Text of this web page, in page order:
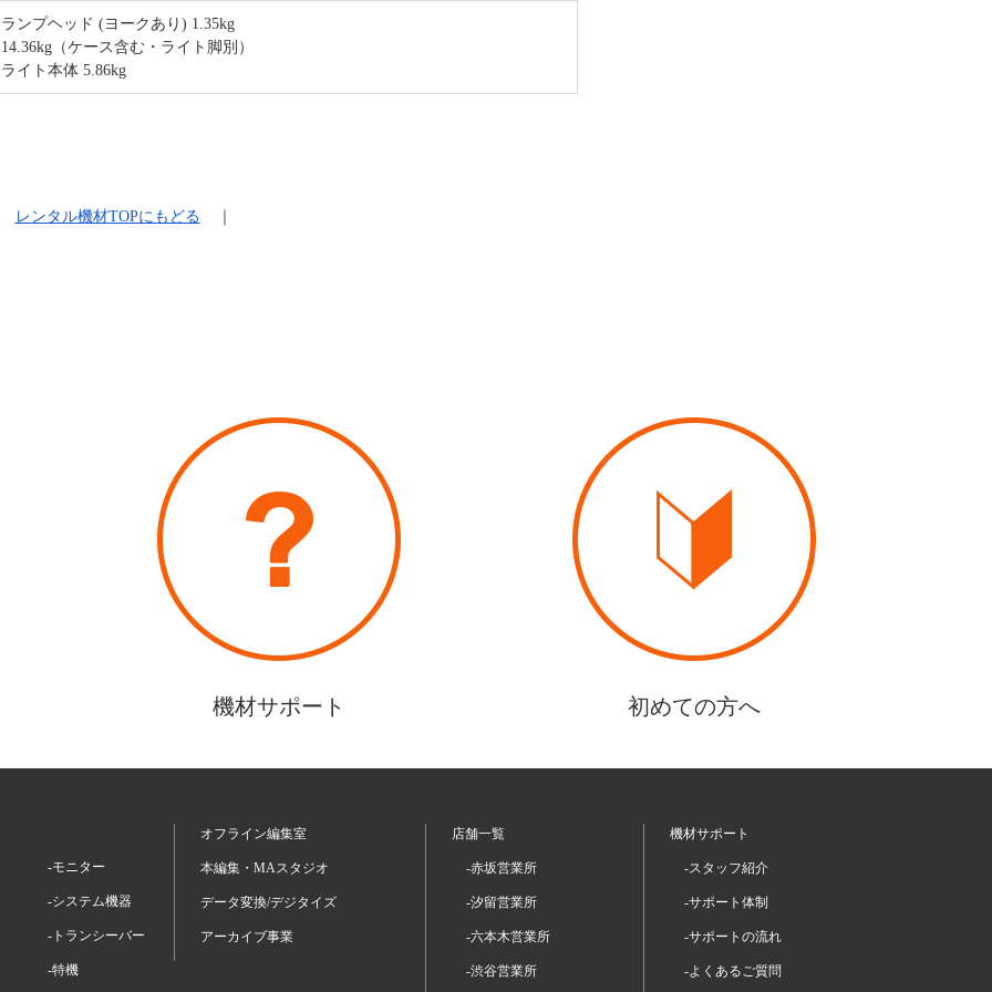
ランプヘッド (ヨークあり) 1.35kg
14.36kg（ケース含む・ライト脚別）
ライト本体 5.86kg
レンタル機材TOPにもどる
機材サポート 初めての方へ
-モニター
-システム機器
-トランシーバー
-特機
オフライン編集室
本編集・MAスタジオ
データ変換/デジタイズ
アーカイブ事業
店舗一覧
-赤坂営業所
-汐留営業所
-六本木営業所
-渋谷営業所
機材サポート
-スタッフ紹介
-サポート体制
-サポートの流れ
-よくあるご質問